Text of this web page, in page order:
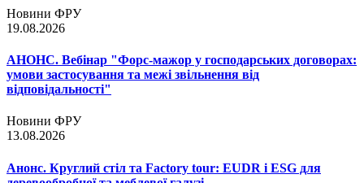
Новини ФРУ
19.08.2026
АНОНС. Вебінар "Форс-мажор у господарських договорах:
умови застосування та межі звільнення від
відповідальності"
Новини ФРУ
13.08.2026
Анонс. Круглий стіл та Factory tour: EUDR і ESG для